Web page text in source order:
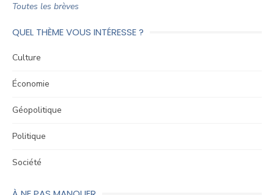
Toutes les brèves
QUEL THÈME VOUS INTÉRESSE ?
Culture
Économie
Géopolitique
Politique
Société